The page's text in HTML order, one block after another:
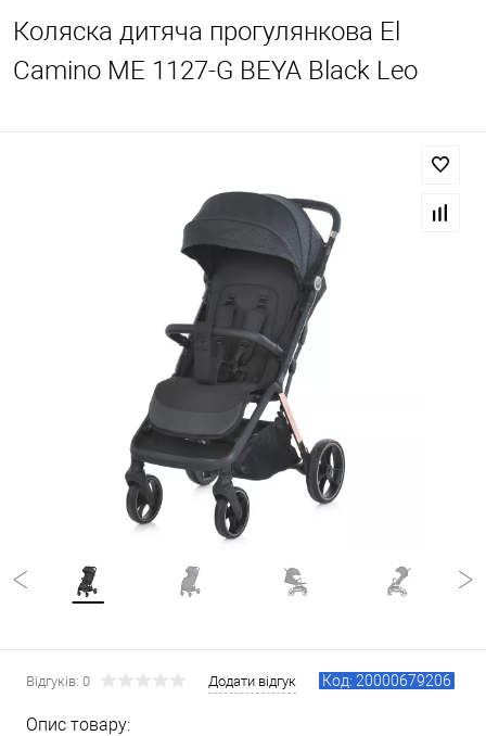
Коляска дитяча прогулянкова El
Camino ME 1127-G BEYA Black Leo
Відгуків: 0 Додати відгук Код: 20000679206
Опис товару: